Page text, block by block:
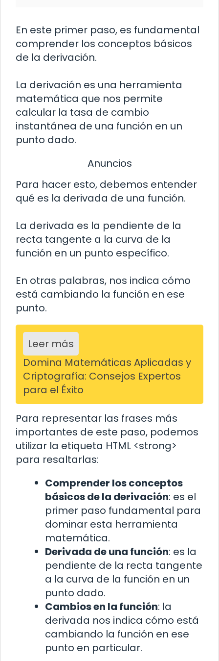
En este primer paso, es fundamental
comprender los conceptos básicos
de la derivación.
La derivación es una herramienta
matemática que nos permite
calcular la tasa de cambio
instantánea de una función en un
punto dado.
Anuncios
Para hacer esto, debemos entender
qué es la derivada de una función.
La derivada es la pendiente de la
recta tangente a la curva de la
función en un punto específico.
En otras palabras, nos indica cómo
está cambiando la función en ese
punto.
Leer más
Domina Matemáticas Aplicadas y
Criptografía: Consejos Expertos
para el Éxito
Para representar las frases más
importantes de este paso, podemos
utilizar la etiqueta HTML <strong>
para resaltarlas:
Comprender los conceptos
básicos de la derivación: es el
primer paso fundamental para
dominar esta herramienta
matemática.
Derivada de una función: es la
pendiente de la recta tangente
a la curva de la función en un
punto dado.
Cambios en la función: la
derivada nos indica cómo está
cambiando la función en ese
punto en particular.